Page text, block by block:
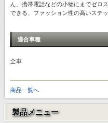
製品メニュー
ん、携帯電話などの小物にまでゼロ
できる、ファッション性の高いステッ
適合車種
全車
商品一覧へ